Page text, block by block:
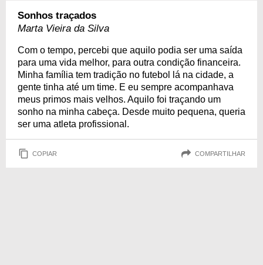
Sonhos traçados
Marta Vieira da Silva
Com o tempo, percebi que aquilo podia ser uma saída
para uma vida melhor, para outra condição financeira.
Minha família tem tradição no futebol lá na cidade, a
gente tinha até um time. E eu sempre acompanhava
meus primos mais velhos. Aquilo foi traçando um
sonho na minha cabeça. Desde muito pequena, queria
ser uma atleta profissional.
COPIAR COMPARTILHAR